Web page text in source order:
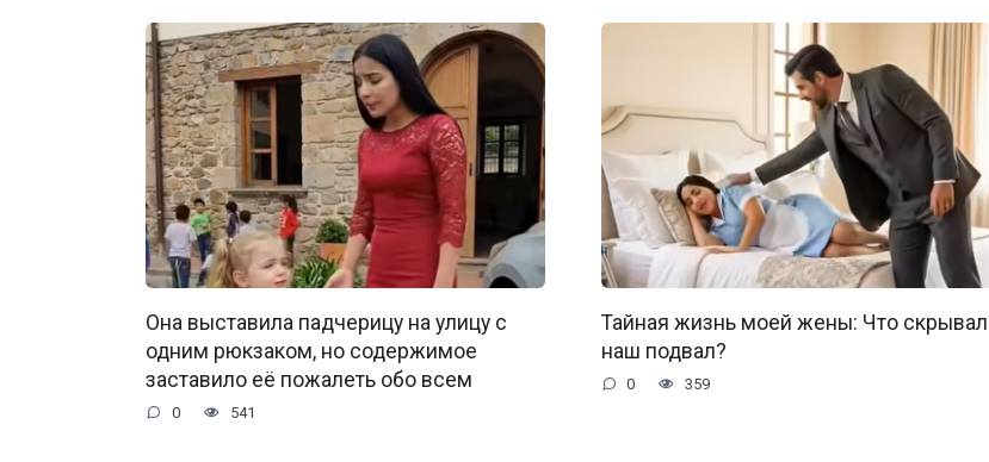
Она выставила падчерицу на улицу с
одним рюкзаком, но содержимое
заставило её пожалеть обо всем
0 541
Тайная жизнь моей жены: Что скрывал
наш подвал?
0 359